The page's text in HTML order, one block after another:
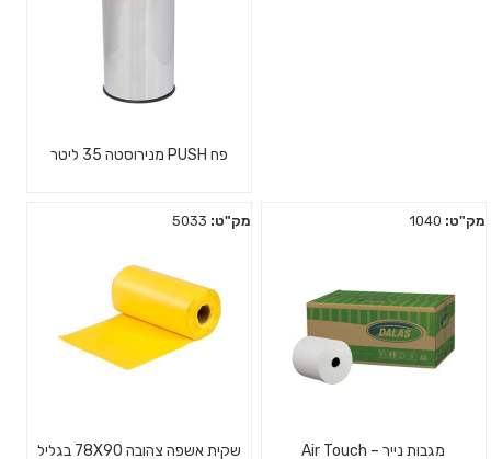
פח PUSH מנירוסטה 35 ליטר
מק"ט:
מגבות נייר – Air Touch
מק"ט:
שקית אשפה צהובה 78X90 בגליל